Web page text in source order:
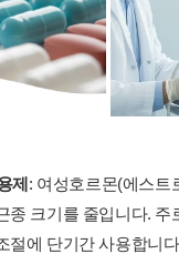
제: 여성호르몬(에스트
종 크기를 줄입니다. 주
절에 단기간 사용합니